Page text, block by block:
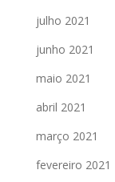
julho 2021
junho 2021
maio 2021
abril 2021
março 2021
fevereiro 2021